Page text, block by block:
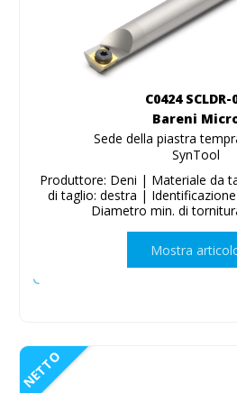
C0424 SCLDR-
Bareni
Sede della piastra
SynTool
Produttore: Deni | Materiale da
di taglio: destra |
Diametro min. di
Mostra
NETTO